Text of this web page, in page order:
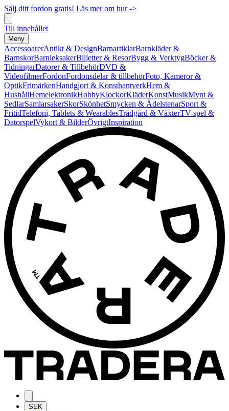
Sälj ditt fordon gratis! Läs mer om hur ->
Till innehållet
Meny
AccessoarerAntikt & DesignBarnartiklarBarnkläder &
BarnskorBarnleksakerBiljetter & ResorBygg & VerktygBöcker &
TidningarDatorer & TillbehörDVD &
VideofilmerFordonFordonsdelar & tillbehörFoto, Kameror &
OptikFrimärkenHandgjort & KonsthantverkHem &
HushållHemelektronikHobbyKlockorKläderKonstMusikMynt &
SedlarSamlarsakerSkorSkönhetSmycken & ÄdelstenarSport &
FritidTelefoni, Tablets & WearablesTrädgård & VäxterTV-spel &
DatorspelVykort & BilderÖvrigtInspiration
SEK